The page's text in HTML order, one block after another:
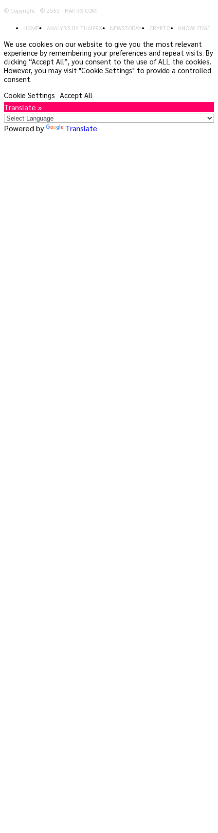
© Copyright - © 2565 THAIFRX.COM
HOME ANALYSIS BY THAIFRX NEWSTODAY CRYPTO KNOWLEDGE
We use cookies on our website to give you the most relevant
experience by remembering your preferences and repeat visits. By
clicking “Accept All”, you consent to the use of ALL the cookies.
However, you may visit "Cookie Settings" to provide a controlled
consent.
Cookie Settings
Accept All
Translate »
Powered by Translate